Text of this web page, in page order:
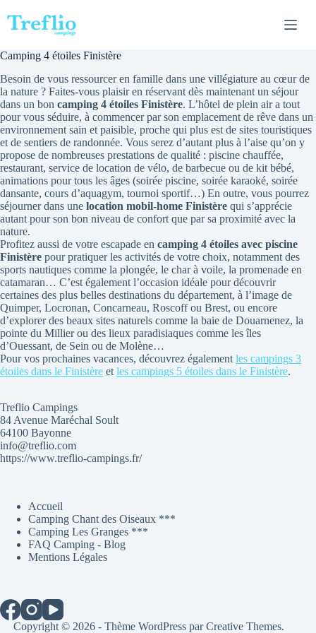
au
contenu
Camping 4 étoiles Finistère
Besoin de vous ressourcer en famille dans une villégiature au cœur de
la nature ? Faites-vous plaisir en réservant dès maintenant un séjour
dans un bon camping 4 étoiles Finistère. L’hôtel de plein air a tout
pour vous séduire, à commencer par son emplacement de rêve dans un
environnement sain et paisible, proche qui plus est de sites touristiques
et de sentiers de randonnée. Vous serez d’autant plus à l’aise qu’on y
propose de nombreuses prestations de qualité : piscine chauffée,
restaurant, service de location de vélo, de barbecue ou de kit bébé,
animations pour tous les âges (soirée piscine, soirée karaoké, soirée
dansante, cours d’aquagym, tournoi sportif…) En outre, vous pourrez
séjourner dans une location mobil-home Finistère qui s’apprécie
autant pour son bon niveau de confort que par sa proximité avec la
nature.
Profitez aussi de votre escapade en camping 4 étoiles avec piscine
Finistère pour pratiquer les activités de votre choix, notamment des
sports nautiques comme la plongée, le char à voile, la promenade en
catamaran… C’est également l’occasion idéale pour découvrir
certaines des plus belles destinations du département, à l’image de
Quimper, Locronan, Concarneau, Roscoff ou Brest, ou encore
d’explorer des beaux sites naturels comme la baie de Douarnenez, la
pointe du Millier ou des lieux paradisiaques comme les îles
d’Ouessant, de Sein ou de Molène…
Pour vos prochaines vacances, découvrez également les campings 3
étoiles dans le Finistère et les campings 5 étoiles dans le Finistère.
Treflio Campings
84 Avenue Maréchal Soult
64100 Bayonne
info@treflio.com
https://www.treflio-campings.fr/
Accueil
Camping Chant des Oiseaux ***
Camping Les Granges ***
FAQ Camping - Blog
Mentions Légales
Copyright © 2026 - Thème WordPress parCreative Themes.